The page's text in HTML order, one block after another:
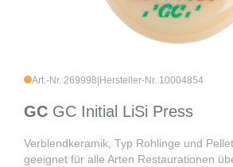
Art.-Nr. 269998 Hersteller-Nr. 10004854
GC GC Initial LiSi Press
Verblendkeramik, Typ Rohlinge und
geeignet für alle Arten Restaurationen